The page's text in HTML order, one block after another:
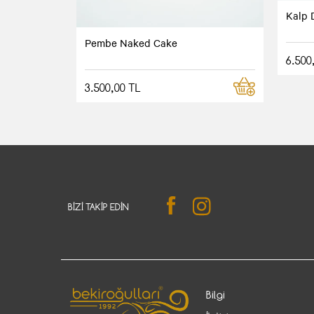
Pembe Naked Cake
3.500,00 TL
Kalp
BIZI TAKIP EDIN
Bilgi